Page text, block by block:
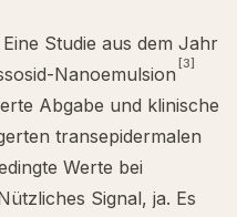
Eine Studie aus dem Jahr
Nanoemulsion [3]
Abgabe und klinische
transepidermalen
Werte bei
Signal, ja. Es